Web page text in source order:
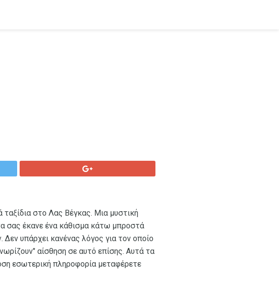
στο Λας Βέγκας. Μια μυστική
σας έκανε ένα κάθισμα κάτω μπροστά
υπάρχει κανένας λόγος για τον οποίο
αίσθηση σε αυτό επίσης. Αυτά τα
εσωτερική πληροφορία μεταφέρετε